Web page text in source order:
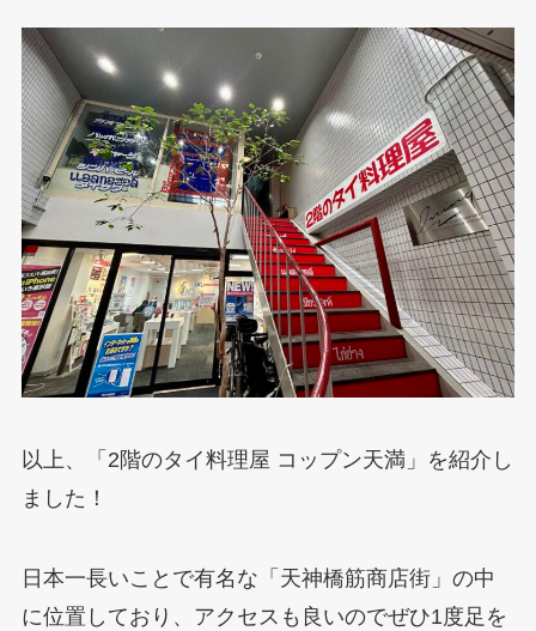
以上、「2階のタイ料理屋 コップン天満」を紹介し
ました！
日本一長いことで有名な「天神橋筋商店街」の中
に位置しており、アクセスも良いのでぜひ1度足を